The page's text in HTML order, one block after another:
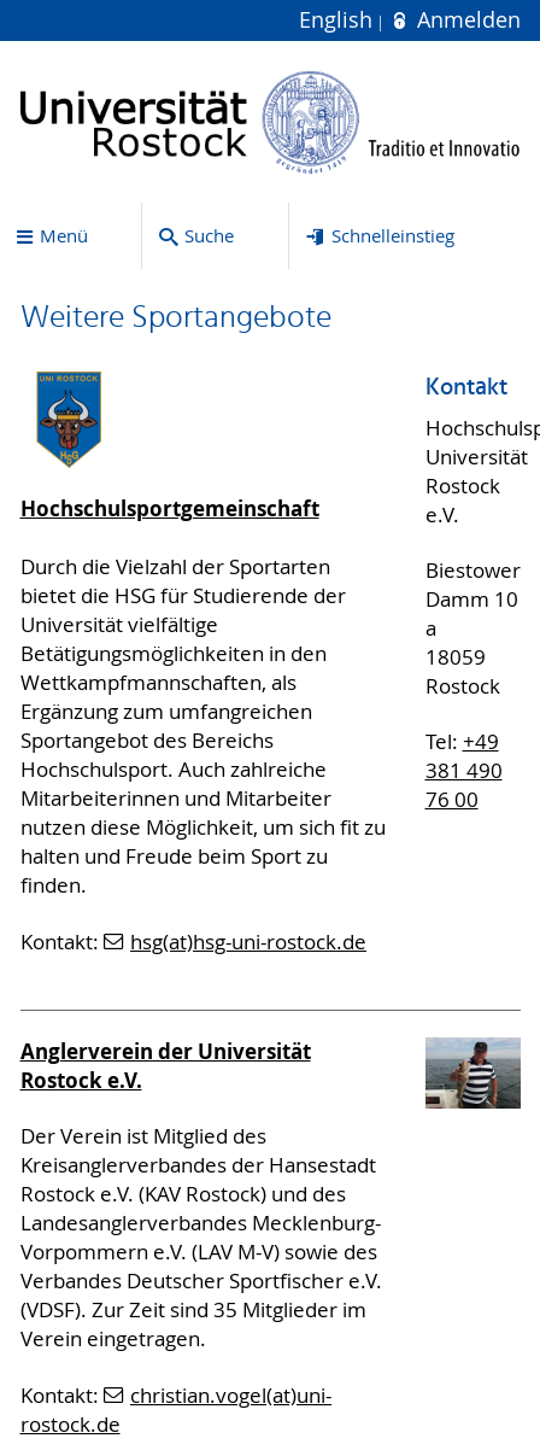
English Anmelden
Menü Suche Schnelleinstieg
Weitere Sportangebote
Hochschulsportgemeinschaft
Durch die Vielzahl der Sportarten
bietet die HSG für Studierende der
Universität vielfältige
Betätigungsmöglichkeiten in den
Wettkampfmannschaften, als
Ergänzung zum umfangreichen
Sportangebot des Bereichs
Hochschulsport. Auch zahlreiche
Mitarbeiterinnen und Mitarbeiter
nutzen diese Möglichkeit, um sich fit zu
halten und Freude beim Sport zu
finden.
Kontakt: hsg(at)hsg-uni-rostock.de
Kontakt
Universität
Rostock
e.V.
Biestower
Damm 10
a
18059
Rostock
Tel: +49
381 490
76 00
Anglerverein der Universität
Rostock e.V.
Der Verein ist Mitglied des
Kreisanglerverbandes der Hansestadt
Rostock e.V. (KAV Rostock) und des
Landesanglerverbandes Mecklenburg-
Vorpommern e.V. (LAV M-V) sowie des
Verbandes Deutscher Sportfischer e.V.
(VDSF). Zur Zeit sind 35 Mitglieder im
Verein eingetragen.
Kontakt:
christian.vogel(at)uni-
rostock.de